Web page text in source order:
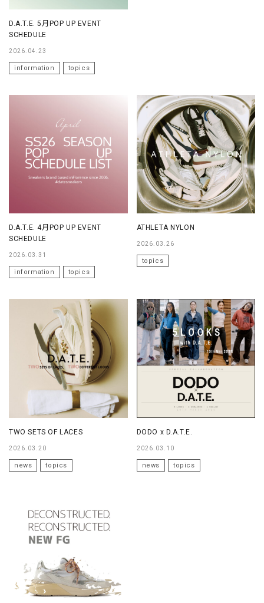
D.A.T.E. 5月POP UP EVENT
SCHEDULE
2026.04.23
information topics
D.A.T.E. 4月POP UP EVENT
SCHEDULE
2026.03.31
information topics
ATHLETA NYLON
2026.03.26
topics
TWO SETS OF LACES
2026.03.20
news topics
DODO x D.A.T.E.
2026.03.10
news topics